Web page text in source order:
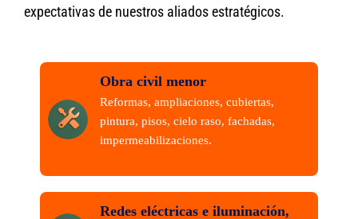
expectativas de nuestros aliados estratégicos.
Obra civil menor
Reformas, ampliaciones, cubiertas,
pintura, pisos, cielo raso, fachadas,
impermeabilizaciones.
Redes eléctricas e iluminación,